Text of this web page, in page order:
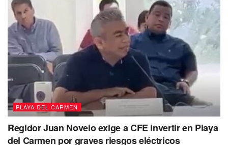
PLAYA DEL CARMEN
Regidor Juan Novelo exige a CFE invertir en Playa
del Carmen por graves riesgos eléctricos